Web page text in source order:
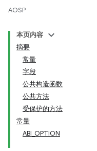
AOSP
本页内容
摘要
常量
字段
公共构造函数
公共方法
受保护的方法
常量
ABI_OPTION